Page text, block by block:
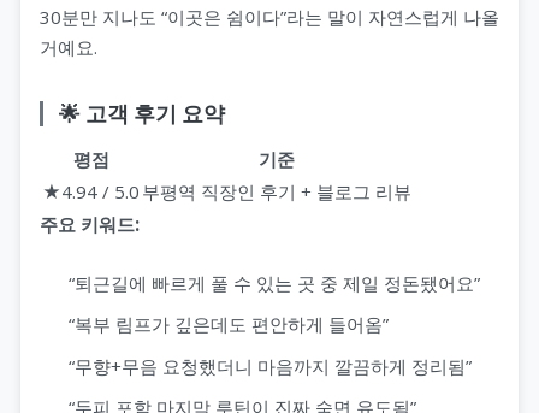
30분만 지나도 “이곳은 쉼이다”라는 말이 자연스럽게 나올
거예요.
🌟 고객 후기 요약
평점
기준
★4.94 / 5.0 부평역 직장인 후기 + 블로그 리뷰
주요 키워드:
“퇴근길에 빠르게 풀 수 있는 곳 중 제일 정돈됐어요”
“복부 림프가 깊은데도 편안하게 들어옴”
“무향+무음 요청했더니 마음까지 깔끔하게 정리됨”
“두피 포함 마지막 루틴이 진짜 숙면 유도됨”